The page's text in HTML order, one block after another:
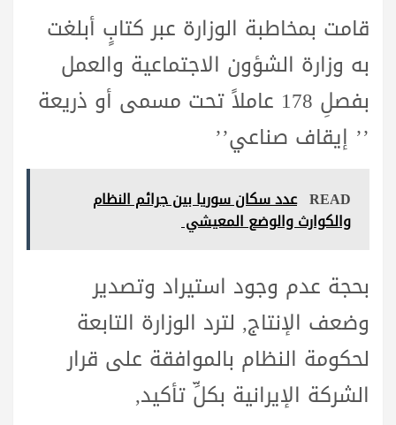
قامت بمخاطبة الوزارة عبر كتابٍ أبلغت
به وزارة الشؤون الاجتماعية والعمل
بفصلِ 178 عاملاً تحت مسمى أو ذريعة
’’ إيقاف صناعي’’
READ عدد سكان سوريا بين جرائم النظام
والكوارث والوضع المعيشي
بحجة عدم وجود استيراد وتصدير
وضعف الإنتاج, لترد الوزارة التابعة
لحكومة النظام بالموافقة على قرار
الشركة الإيرانية بكلِّ تأكيد,